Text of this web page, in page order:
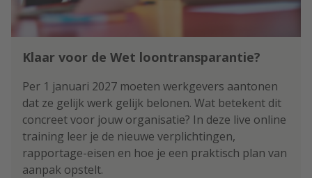
Klaar voor de Wet loontransparantie?
Per 1 januari 2027 moeten werkgevers aantonen
dat ze gelijk werk gelijk belonen. Wat betekent dit
concreet voor jouw organisatie? In deze live online
training leer je de nieuwe verplichtingen,
rapportage-eisen en hoe je een praktisch plan van
aanpak opstelt.